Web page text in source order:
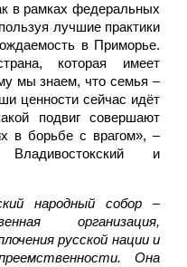
в рамках федеральных
лучшие практики
в Приморье.
которая имеет
мы знаем, что семья –
ценности сейчас идёт
подвиг совершают
в борьбе с врагом», –
Владивостокский и
народный собор –
организация,
русской нации и
Она